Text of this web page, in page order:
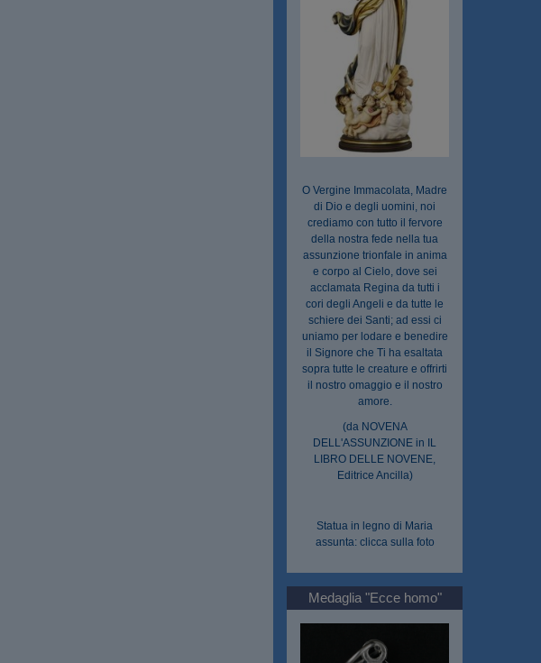
O Vergine Immacolata, Madre
di Dio e degli uomini, noi
crediamo con tutto il fervore
della nostra fede nella tua
assunzione trionfale in anima
e corpo al Cielo, dove sei
acclamata Regina da tutti i
cori degli Angeli e da tutte le
schiere dei Santi; ad essi ci
uniamo per lodare e benedire
il Signore che Ti ha esaltata
sopra tutte le creature e offrirti
il nostro omaggio e il nostro
amore.
(da NOVENA
DELL'ASSUNZIONE in IL
LIBRO DELLE NOVENE,
Editrice Ancilla)
Statua in legno di Maria
assunta: clicca sulla foto
Medaglia "Ecce homo"